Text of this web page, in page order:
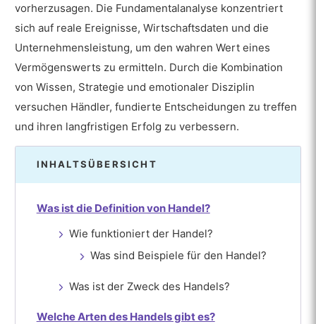
vorherzusagen. Die Fundamentalanalyse konzentriert
sich auf reale Ereignisse, Wirtschaftsdaten und die
Unternehmensleistung, um den wahren Wert eines
Vermögenswerts zu ermitteln. Durch die Kombination
von Wissen, Strategie und emotionaler Disziplin
versuchen Händler, fundierte Entscheidungen zu treffen
und ihren langfristigen Erfolg zu verbessern.
INHALTSÜBERSICHT
Was ist die Definition von Handel?
Wie funktioniert der Handel?
Was sind Beispiele für den Handel?
Was ist der Zweck des Handels?
Welche Arten des Handels gibt es?